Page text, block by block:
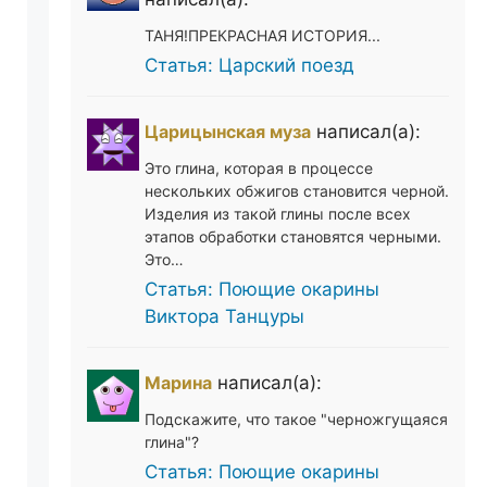
ТАНЯ!ПРЕКРАСНАЯ ИСТОРИЯ...
Статья: Царский поезд
Царицынская музанаписал(а):
Это глина, которая в процессе
нескольких обжигов становится черной.
Изделия из такой глины после всех
этапов обработки становятся черными.
Это…
Статья: Поющие окарины
Виктора Танцуры
Маринанаписал(а):
Подскажите, что такое "черножгущаяся
глина"?
Статья: Поющие окарины